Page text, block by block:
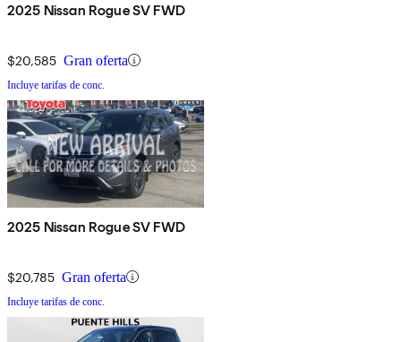
2025 Nissan Rogue SV FWD
$20,585 Gran oferta
Incluye tarifas de conc.
2025 Nissan Rogue SV FWD
$20,785 Gran oferta
Incluye tarifas de conc.